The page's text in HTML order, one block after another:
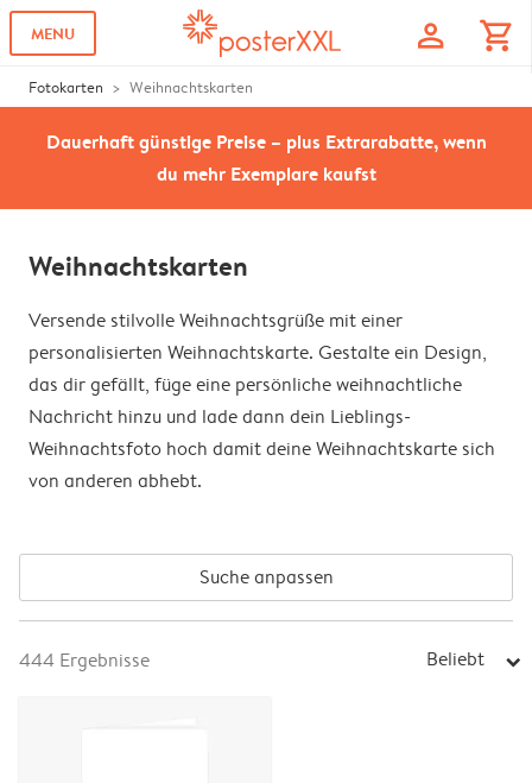
MENU profile shopping_cart
Fotokarten Weihnachtskarten
Dauerhaft günstige Preise – plus Extrarabatte, wenn
du mehr Exemplare kaufst
Weihnachtskarten
Versende stilvolle Weihnachtsgrüße mit einer
personalisierten Weihnachtskarte. Gestalte ein Design,
das dir gefällt, füge eine persönliche weihnachtliche
Nachricht hinzu und lade dann dein Lieblings-
Weihnachtsfoto hoch damit deine Weihnachtskarte sich
von anderen abhebt.
Suche anpassen
444 Ergebnisse Beliebt arrow_right